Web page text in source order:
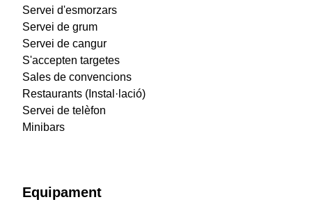
Servei d'esmorzars
Servei de grum
Servei de cangur
S'accepten targetes
Sales de convencions
Restaurants (Instal·lació)
Servei de telèfon
Minibars
Equipament